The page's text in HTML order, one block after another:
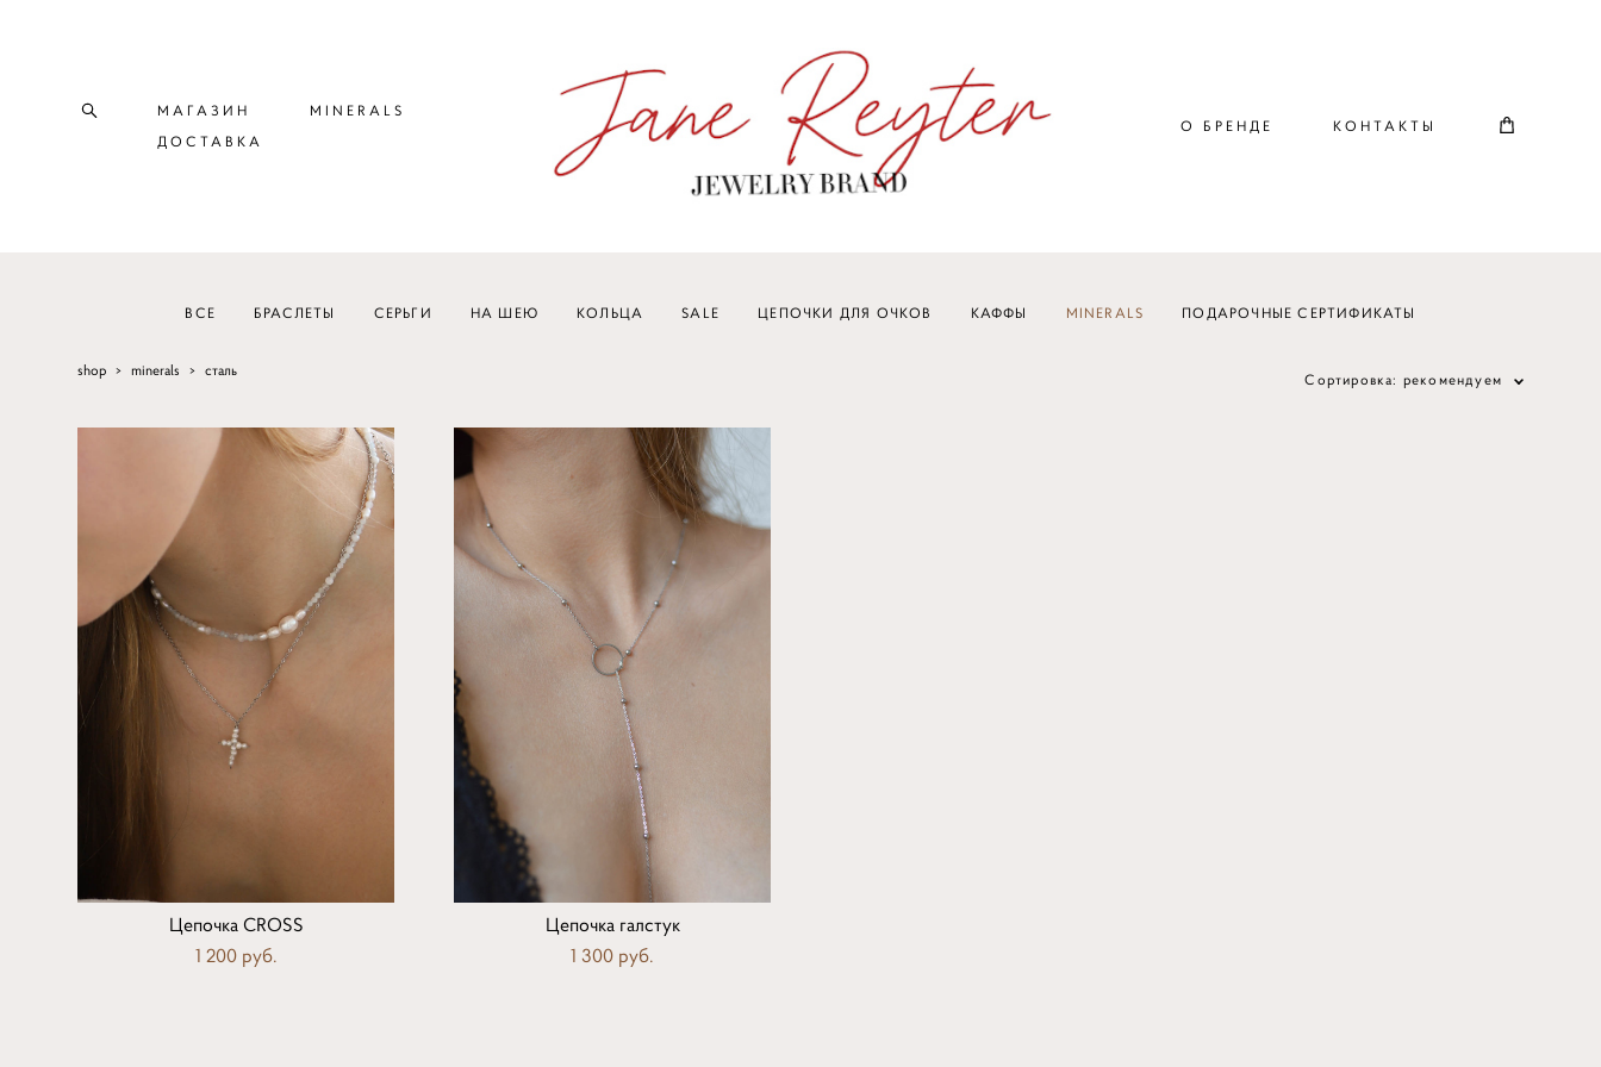
МАГАЗИН
MINERALS
ДОСТАВКА
О БРЕНДЕ КОНТАКТЫ
ВСЕ БРАСЛЕТЫ СЕРЬГИ НА ШЕЮ КОЛЬЦА SALE ЦЕПОЧКИ ДЛЯ ОЧКОВ КАФФЫ MINERALS ПОДАРОЧНЫЕ СЕРТИФИКАТЫ
shop > minerals > сталь
Сортировка: рекомендуем
Цепочка CROSS
1 200 pуб.
Цепочка галстук
1 300 pуб.